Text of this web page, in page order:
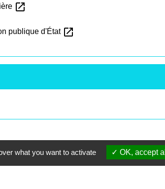
open_in_new
publique d'État open_in_new
what you want to activate OK, accept all